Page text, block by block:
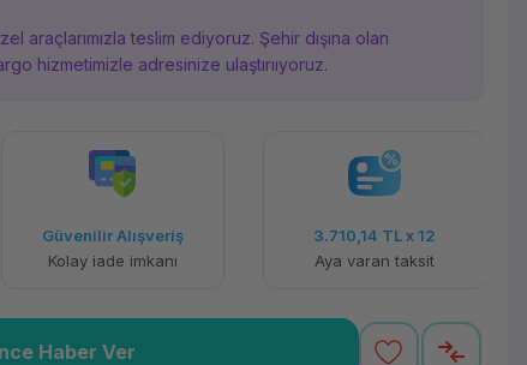
araçlarımızla teslim ediyoruz. Şehir dışına olan
hizmetimizle adresinize ulaştırııyoruz.
Güvenilir Alışveriş
Kolay iade imkanı
3.710,14 TLx 12
Aya varan taksit
Haber Ver